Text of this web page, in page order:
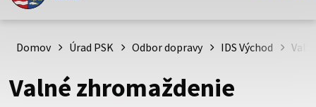
Toto je oficiálna webová stránka Prešovského
psk.sk.
Táto stránka je zabezpečená
Domov Úrad PSK Odbor dopravy IDS Východ
Valné zhromaždenie